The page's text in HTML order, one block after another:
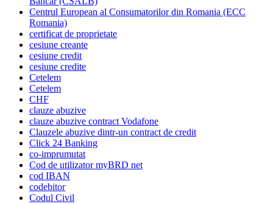
Centrul European al Consumatorilor din Romania (ECC
Romania)
certificat de proprietate
cesiune creante
cesiune credit
cesiune credite
Cetelem
Cetelem
CHF
clauze abuzive
clauze abuzive contract Vodafone
Clauzele abuzive dintr-un contract de credit
Click 24 Banking
co-imprumutat
Cod de utilizator myBRD net
cod IBAN
codebitor
Codul Civil